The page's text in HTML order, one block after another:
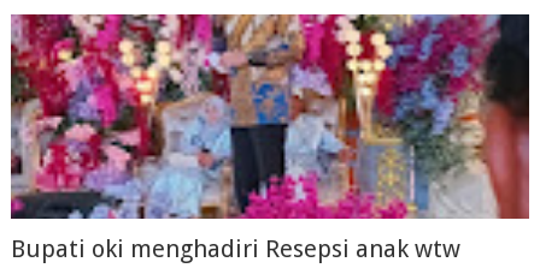
Bupati oki menghadiri Resepsi anak wtw